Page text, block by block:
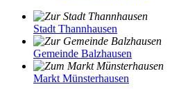
Stadt Thannhausen
Gemeinde Balzhausen
Markt Münsterhausen